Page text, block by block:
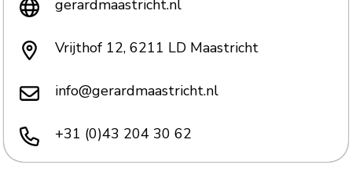
gerardmaastricht.nl
Vrijthof 12, 6211 LD Maastricht
info@gerardmaastricht.nl
+31 (0)43 204 30 62